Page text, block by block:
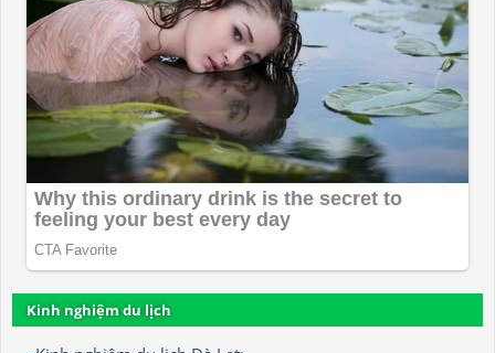
Kinh nghiệm du lịch